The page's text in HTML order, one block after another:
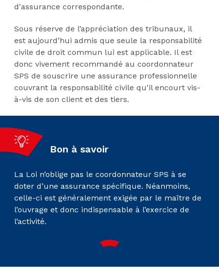
d'assurance correspondante.
Sous réserve de l’appréciation des tribunaux, il
est aujourd’hui admis que seule la responsabilité
civile de droit commun lui est applicable. Il est
donc vivement recommandé au coordonnateur
SPS de souscrire une assurance professionnelle
couvrant la responsabilité civile qu'il encourt vis-
à-vis de son client et des tiers.
Bon à savoir
La Loi n’oblige pas le coordonnateur SPS à se
doter d’une assurance spécifique. Néanmoins,
celle-ci est généralement exigée par le maître de
l’ouvrage et donc indispensable à l’exercice de
l’activité.